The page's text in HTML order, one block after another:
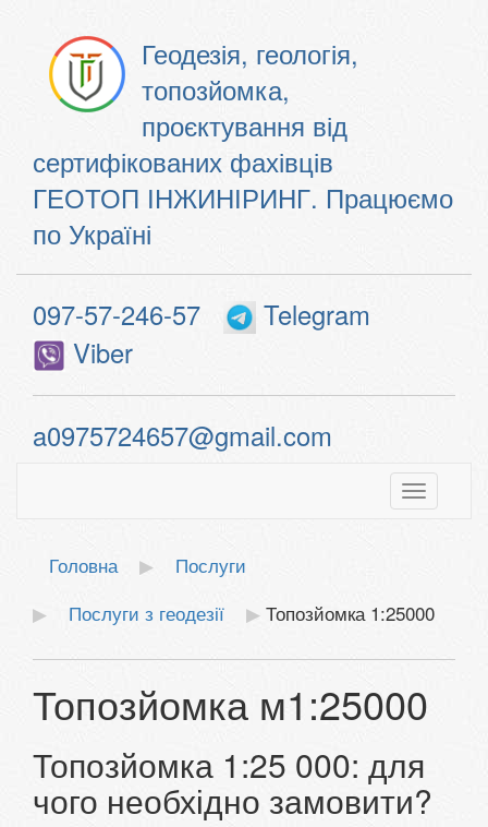
Геодезія, геологія,
топозйомка,
проєктування від
сертифікованих фахівців
ГЕОТОП ІНЖИНІРИНГ. Працюємо
по Україні
097-57-246-57
Telegram
Viber
a0975724657@gmail.com
Toggle
Головна
Послуги
Послуги з геодезії
Топозйомка 1:25000
Топозйомка м1:25000
Топозйомка 1:25 000: для
чого необхідно замовити?